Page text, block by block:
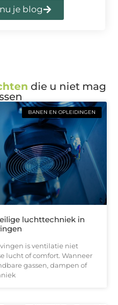
je blog
die u niet mag
BANEN EN OPLEIDINGEN
luchttechniek in
is ventilatie niet
lucht of comfort. Wanneer
gassen, dampen of